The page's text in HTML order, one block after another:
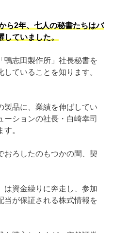
ら2年、七人の秘書たちはバ
ていました。
鴨志田製作所」社長秘書を
ていることを知ります。
製品に、業績を伸ばしてい
ーションの社長・白崎幸司
。
おろしたのもつかの間、契
は資金繰りに奔走し、参加
当が保証される株式情報を